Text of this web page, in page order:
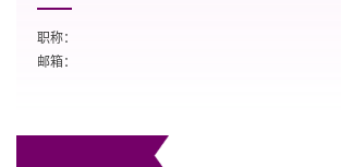
职称：
邮箱：